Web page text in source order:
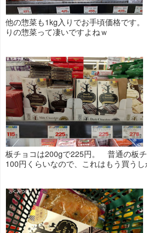
他の惣菜も1kg入りでお手頃価格です
りの惣菜って凄いですよねｗ
板チョコは200gで225円。 普通の板
100円くらいなので、これはもう買うし